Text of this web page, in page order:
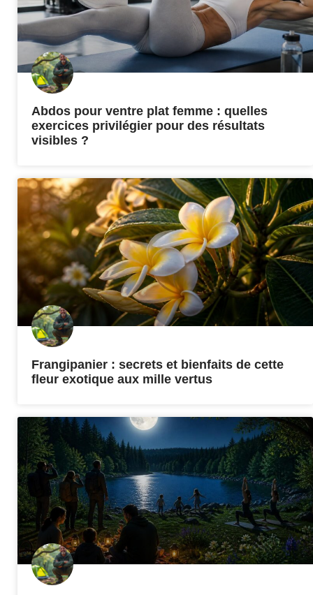
Abdos pour ventre plat femme : quelles
exercices privilégier pour des résultats
visibles ?
Frangipanier : secrets et bienfaits de cette
fleur exotique aux mille vertus